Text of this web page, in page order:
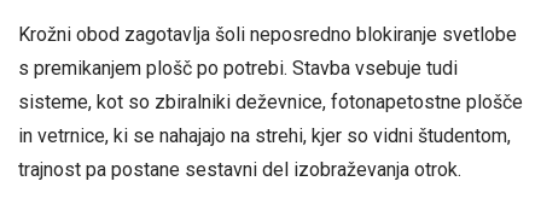
Krožni obod zagotavlja šoli neposredno blokiranje svetlobe
s premikanjem plošč po potrebi. Stavba vsebuje tudi
sisteme, kot so zbiralniki deževnice, fotonapetostne plošče
in vetrnice, ki se nahajajo na strehi, kjer so vidni študentom,
trajnost pa postane sestavni del izobraževanja otrok.